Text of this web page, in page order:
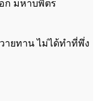
ก มหาบพิตร
ายทาน ไม่ได้ทำที่พึ่ง